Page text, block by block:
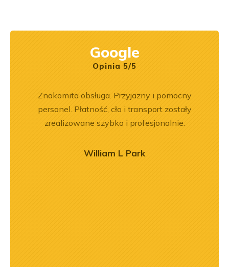
Google
Opinia 5/5
Znakomita obsługa. Przyjazny i pomocny
personel. Płatność, cło i transport zostały
zrealizowane szybko i profesjonalnie.
William L Park